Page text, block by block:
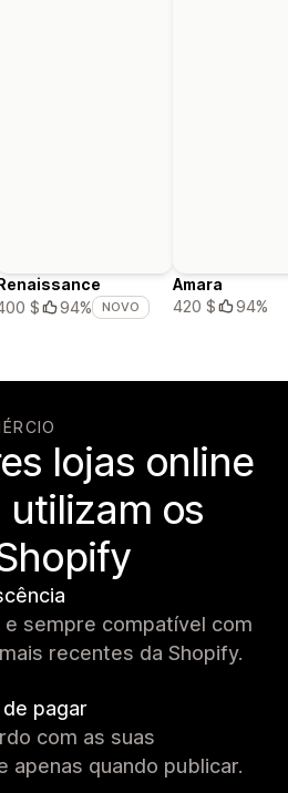
$
94% NOVO
Amara
420 $
94%
lojas online
os
sempre compatível com
recentes da Shopify.
pagar
com as suas
apenas quando publicar.